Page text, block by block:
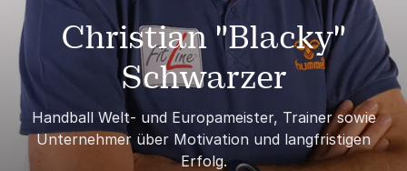
Christian "Blacky"
Schwarzer
Handball Welt- und Europameister, Trainer sowie
Unternehmer über Motivation und langfristigen
Erfolg.